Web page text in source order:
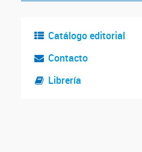
Catálogo editorial
Contacto
Librería